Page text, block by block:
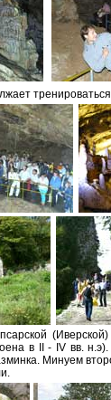
в II - IV вв.
Минуем